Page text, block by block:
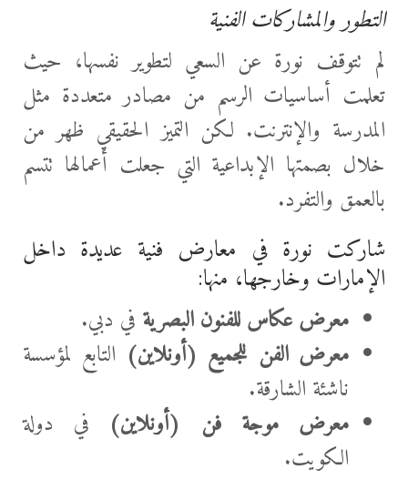
التطور والمشاركات الفنية
لم تتوقف نورة عن السعي لتطوير نفسها، حيث
تعلمت أساسيات الرسم من مصادر متعددة مثل
المدرسة والإنترنت. لكن التميز الحقيقي ظهر من
خلال بصمتها الإبداعية التي جعلت أعمالها تتسم
بالعمق والتفرد.
شاركت نورة في معارض فنية عديدة داخل
الإمارات وخارجها، منها:
معرض عكاس للفنون البصرية في دبي.
معرض الفن للجميع (أونلاين) التابع لمؤسسة
ناشئة الشارقة.
معرض موجة فن (أونلاين) في دولة
الكويت.